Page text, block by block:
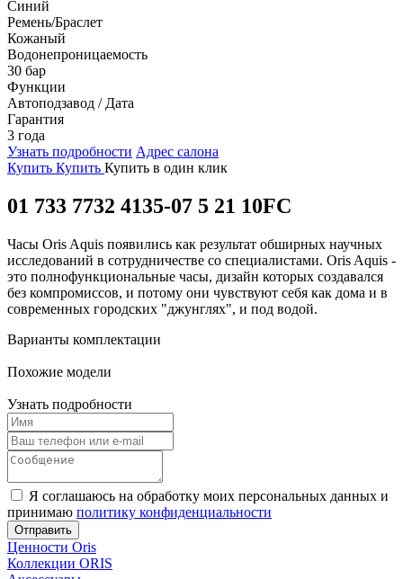
Синий
Ремень/Браслет
Кожаный
Водонепроницаемость
30 бар
Функции
Автоподзавод / Дата
Гарантия
3 года
Узнать подробности Адрес салона
Купить Купить Купить в один клик
01 733 7732 4135-07 5 21 10FC
Часы Oris Aquis появились как результат обширных научных
исследований в сотрудничестве со специалистами. Oris Aquis -
это полнофункциональные часы, дизайн которых создавался
без компромиссов, и потому они чувствуют себя как дома и в
современных городских "джунглях", и под водой.
Варианты комплектации
Похожие модели
Узнать подробности
Я соглашаюсь на обработку моих персональных данных и
принимаю политику конфиденциальности
Отправить
Ценности Oris
Коллекции ORIS